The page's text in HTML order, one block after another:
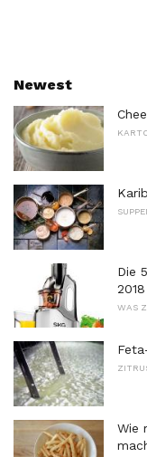
Newest
Die
WAS
Wie